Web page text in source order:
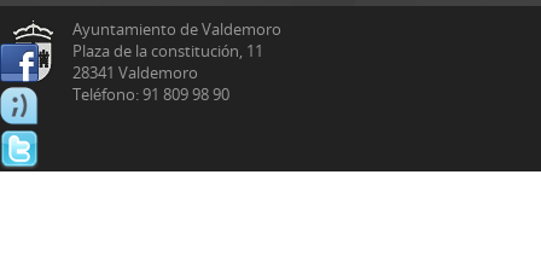
Ayuntamiento de Valdemoro
Plaza de la constitución, 11
28341 Valdemoro
Teléfono: 91 809 98 90